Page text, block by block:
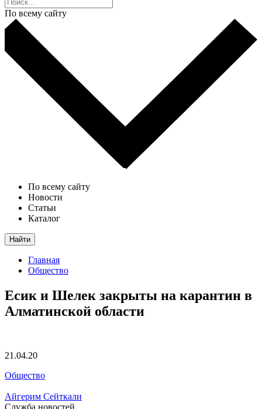
По всему сайту
По всему сайту
Новости
Статьи
Каталог
Найти
Главная
Общество
Есик и Шелек закрыты на карантин в
Алматинской области
21.04.20
Общество
Айгерим Сейткали